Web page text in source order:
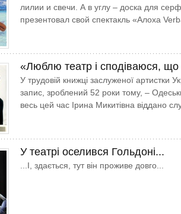
лилии и свечи. А в углу – доска для
презентовал свой спектакль «Алоха
«Люблю театр і сподіваюся,
У трудовій книжці заслуженої артистки
запис, зроблений 52 роки тому, –
весь цей час Ірина Микитівна віддано
У театрі оселився Гольдоні...
...І, здається, тут він проживе довго...